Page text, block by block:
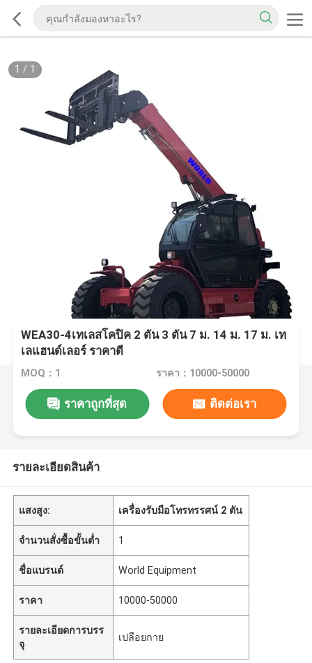
1 / 1
WEA30-4เทเลสโคปิค 2 ตัน 3 ตัน 7 ม. 14 ม. 17 ม. เท
เลแฮนด์เลอร์ ราคาดี
MOQ：1 ราคา：10000-50000
ราคาถูกที่สุด ติดต่อเรา
รายละเอียดสินค้า
แสงสูง: เครื่องรับมือโทรทรรศน์ 2 ตัน
จำนวนสั่งซื้อขั้นต่ำ 1
ชื่อแบรนด์ World Equipment
ราคา 10000-50000
รายละเอียดการบรร
จุ
เปลือยกาย